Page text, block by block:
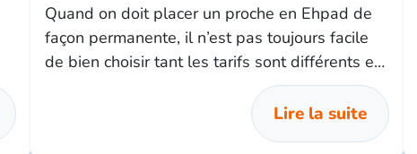
Quand on doit placer un proche en Ehpad de
façon permanente, il n’est pas toujours facile
de bien choisir tant les tarifs sont différents en
fonction de l’emplacement, des services et du
type d’établissement. Une enquête UFC-Que
Choisir révèle de nombreuses disparités.
Lire la suite